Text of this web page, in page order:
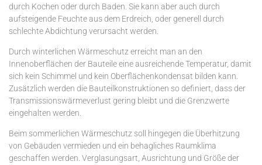
durch Kochen oder durch Baden. Sie kann aber auch durch
aufsteigende Feuchte aus dem Erdreich, oder generell durch
schlechte Abdichtung verursacht werden.
Durch winterlichen Wärmeschutz erreicht man an den
Innenoberflächen der Bauteile eine ausreichende Temperatur, damit
sich kein Schimmel und kein Oberflächenkondensat bilden kann.
Zusätzlich werden die Bauteilkonstruktionen so definiert, dass der
Transmissionswärmeverlust gering bleibt und die Grenzwerte
eingehalten werden.
Beim sommerlichen Wärmeschutz soll hingegen die Überhitzung
von Gebäuden vermieden und ein behagliches Raumklima
geschaffen werden. Verglasungsart, Ausrichtung und Größe der